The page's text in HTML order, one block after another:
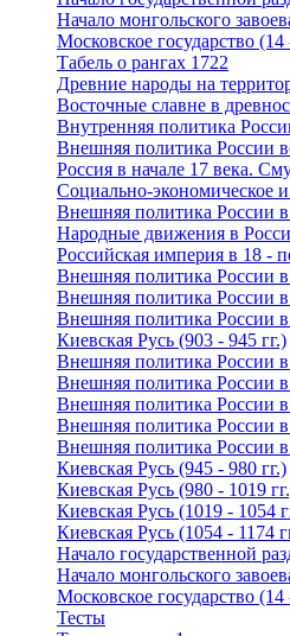
Начало монгольского
Московское государство
Табель о рангах 1722
Древние народы на
Восточные славне в
Внутренняя политика
Внешняя политика России
Россия в начале 17 века.
Социально-экономическое
Внешняя политика России
Народные движения в
Российская империя в 18 -
Внешняя политика России
Внешняя политика России
Внешняя политика России
Киевская Русь (903 - 945 гг.)
Внешняя политика России
Внешняя политика России
Внешняя политика России
Внешняя политика России
Внешняя политика России
Киевская Русь (945 - 980 гг.)
Киевская Русь (980 - 1019
Киевская Русь (1019 - 1054
Киевская Русь (1054 - 1174
Начало государственной
Начало монгольского
Московское государство
Тесты